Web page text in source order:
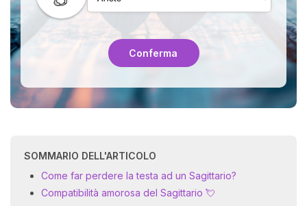
Conferma
SOMMARIO DELL'ARTICOLO
Come far perdere la testa ad un Sagittario?
Compatibilità amorosa del Sagittario 💘